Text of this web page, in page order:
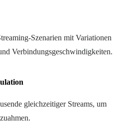
Szenarien mit Variationen
Verbindungsgeschwindigkeiten.
gleichzeitiger Streams, um